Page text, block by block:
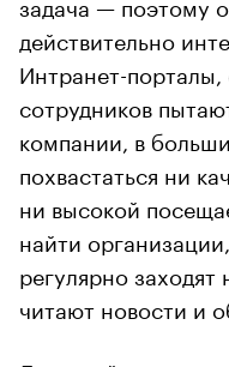
действительно
Интранет-
сотрудников
компании, в
похвастаться ни
ни высокой
найти
регулярно
читают новости и